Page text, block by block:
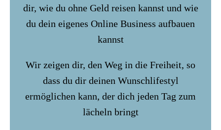
dir, wie du ohne Geld reisen kannst und wie
du dein eigenes Online Business aufbauen
kannst
Wir zeigen dir, den Weg in die Freiheit, so
dass du dir deinen Wunschlifestyl
ermöglichen kann, der dich jeden Tag zum
lächeln bringt